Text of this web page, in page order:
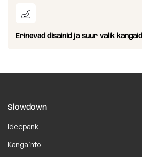
Erinevad disainid ja suur valik kangaid
Slowdown
Ideepank
Kangainfo